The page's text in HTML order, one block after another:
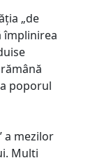
„de
împlinirea
poporul
a mezilor
Mulți